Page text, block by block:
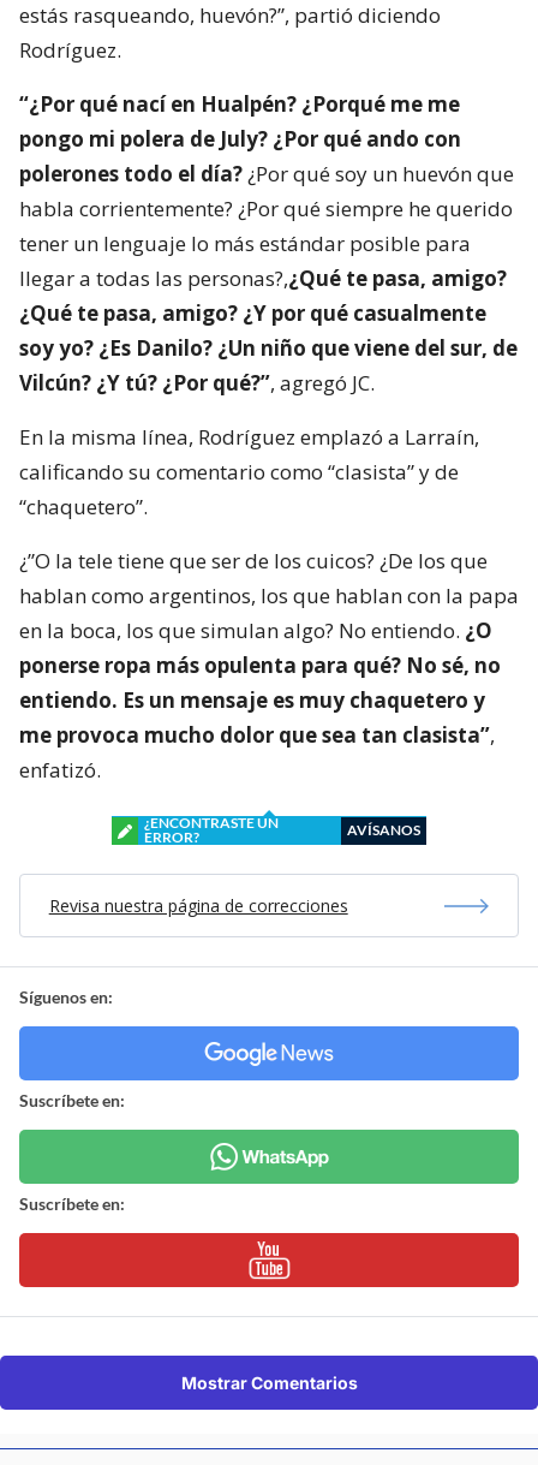
estás rasqueando, huevón?”, partió diciendo
Rodríguez.
“¿Por qué nací en Hualpén? ¿Porqué me me
pongo mi polera de July? ¿Por qué ando con
polerones todo el día?¿Por qué soy un huevón que
habla corrientemente? ¿Por qué siempre he querido
tener un lenguaje lo más estándar posible para
llegar a todas las personas?,¿Qué te pasa, amigo?
¿Qué te pasa, amigo? ¿Y por qué casualmente
soy yo? ¿Es Danilo? ¿Un niño que viene del sur, de
Vilcún? ¿Y tú? ¿Por qué?”, agregó JC.
En la misma línea, Rodríguez emplazó a Larraín,
calificando su comentario como “clasista” y de
“chaquetero”.
¿”O la tele tiene que ser de los cuicos? ¿De los que
hablan como argentinos, los que hablan con la papa
en la boca, los que simulan algo? No entiendo. ¿O
ponerse ropa más opulenta para qué? No sé, no
entiendo. Es un mensaje es muy chaquetero y
me provoca mucho dolor que sea tan clasista”,
enfatizó.
¿ENCONTRASTE UN
ERROR?
AVÍSANOS
Revisa nuestra página de correcciones
Síguenos en:
Suscríbete en:
Suscríbete en:
Mostrar Comentarios